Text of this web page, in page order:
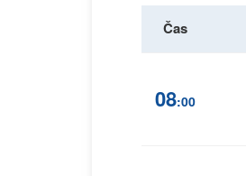
Čas
08:00